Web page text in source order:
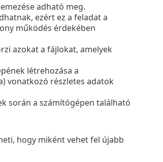
adható meg.
ezért ez a feladat a
működés érdekében
azokat a fájlokat, amelyek
létrehozása a
vonatkozó részletes adatok
során a számítógépen található
hogy miként vehet fel újabb